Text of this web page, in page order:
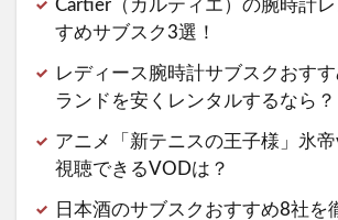
Cartier（カルティエ）の腕時計
すめサブスク3選！
レディース腕時計サブスクおす
ランドを安くレンタルするなら？
アニメ「新テニスの王子様」氷
視聴できるVODは？
日本酒のサブスクおすすめ8社を